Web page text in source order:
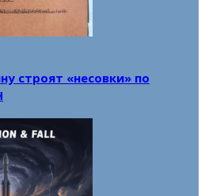
строят «несовки» по